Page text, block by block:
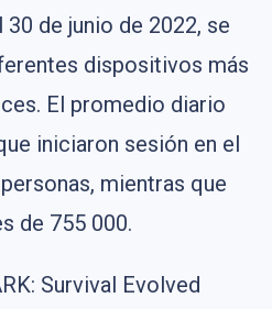
de junio de 2022, se
dispositivos más
El promedio diario
iniciaron sesión en el
mientras que
de 755 000.
Survival Evolved